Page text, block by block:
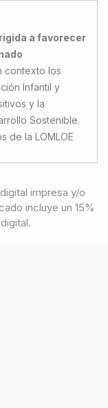
a favorecer
contexto los
Infantil y
y la
Sostenible.
de la LOMLOE
impresa y/o
incluye un 15%